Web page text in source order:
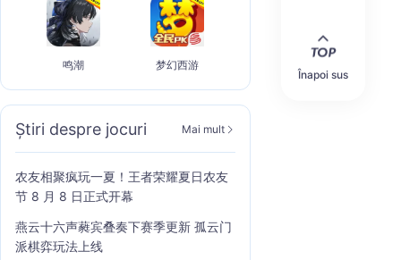
鸣潮 梦幻西游
Știri despre jocuri Mai mult
农友相聚疯玩一夏！王者荣耀夏日农友
节 8 月 8 日正式开幕
燕云十六声蕤宾叠奏下赛季更新 孤云门
派棋弈玩法上线
Înapoi sus